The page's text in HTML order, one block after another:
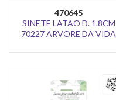
470645
SINETE LATAO D. 1.8CM
70227 ARVORE DA VIDA